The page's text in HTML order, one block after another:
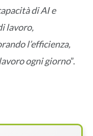
di AI e
lavoro,
l’efficienza,
ogni giorno”.